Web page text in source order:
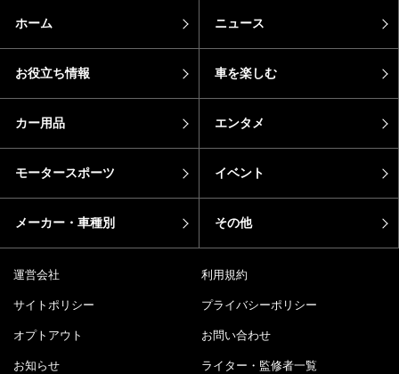
ホーム ニュース
お役立ち情報 車を楽しむ
カー用品 エンタメ
モータースポーツ イベント
メーカー・車種別 その他
運営会社 利用規約
サイトポリシー プライバシーポリシー
オプトアウト お問い合わせ
お知らせ ライター・監修者一覧